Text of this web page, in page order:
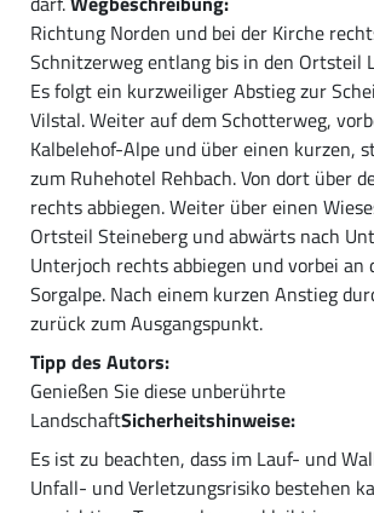
Richtung Norden und bei der Kirche
Schnitzerweg entlang bis in den Ortsteil
Es folgt ein kurzweiliger Abstieg zur
Vilstal. Weiter auf dem Schotterweg,
Kalbelehof-Alpe und über einen kurzen,
zum Ruhehotel Rehbach. Von dort über
rechts abbiegen. Weiter über einen
Ortsteil Steineberg und abwärts nach
Unterjoch rechts abbiegen und vorbei an
Sorgalpe. Nach einem kurzen Anstieg
zurück zum Ausgangspunkt.
Tipp des Autors:
Genießen Sie diese unberührte
LandschaftSicherheitshinweise:
Es ist zu beachten, dass im Lauf- und
Unfall- und Verletzungsrisiko bestehen